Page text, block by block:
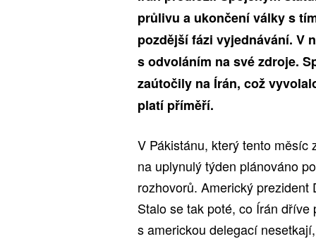
průlivu a ukončení války s
pozdější fázi vyjednávání. V
s odvoláním na své zdroje.
zaútočily na Írán, což
platí příměří.
V Pákistánu, který tento
na uplynulý týden plánováno
rozhovorů. Americký prezident
Stalo se tak poté, co Írán
s americkou delegací